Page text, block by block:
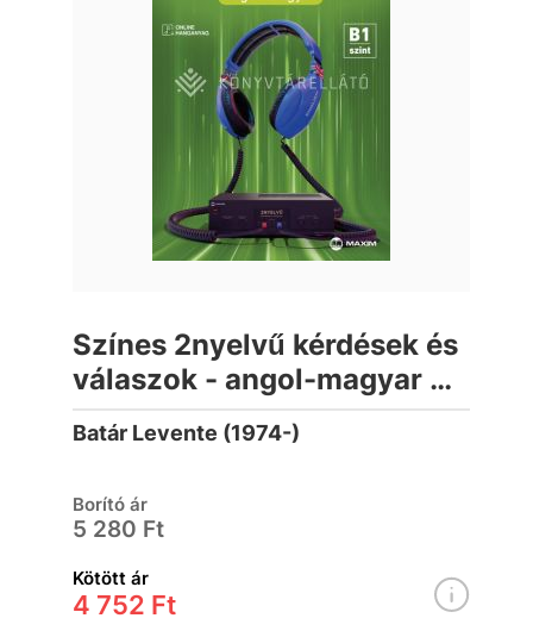
Színes 2nyelvű kérdések és
válaszok - angol-magyar B1
szint (online hanganyaggal)
Batár Levente (1974-)
Borító ár
5 280 Ft
Kötött ár
4 752 Ft